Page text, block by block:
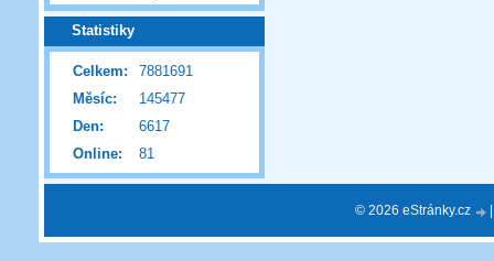
Statistiky
Online: 81
Celkem:
7881691
Měsíc:
145477
Den:
6617
© 2026 eStránky.cz